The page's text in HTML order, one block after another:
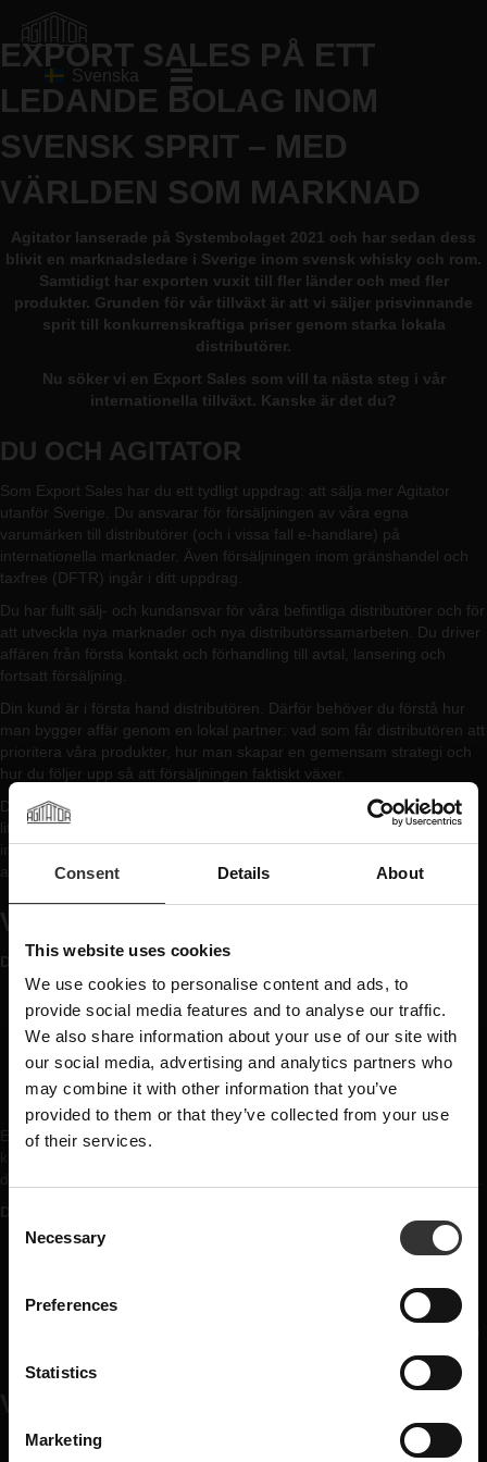
Consent Details About
This website uses cookies
We use cookies to personalise content and ads, to
provide social media features and to analyse our traffic.
We also share information about your use of our site with
our social media, advertising and analytics partners who
may combine it with other information that you’ve
provided to them or that they’ve collected from your use
of their services.
Necessary
Preferences
Statistics
Marketing
Svenska
EXPORT SALES PÅ ETT
LEDANDE BOLAG INOM
SVENSK SPRIT – MED
VÄRLDEN SOM MARKNAD
Agitator lanserade på Systembolaget 2021 och har sedan dess
blivit en marknadsledare i Sverige inom svensk whisky och rom.
Samtidigt har exporten vuxit till fler länder och med fler
produkter. Grunden för vår tillväxt är att vi säljer prisvinnande
sprit till konkurrenskraftiga priser genom starka lokala
distributörer.
Nu söker vi en Export Sales som vill ta nästa steg i vår
internationella tillväxt. Kanske är det du?
DU OCH AGITATOR
Som Export Sales har du ett tydligt uppdrag: att sälja mer Agitator
utanför Sverige. Du ansvarar för försäljningen av våra egna
varumärken till distributörer (och i vissa fall e-handlare) på
internationella marknader. Även försäljningen inom gränshandel och
taxfree (DFTR) ingår i ditt uppdrag.
Du har fullt sälj- och kundansvar för våra befintliga distributörer och för
att utveckla nya marknader och nya distributörssamarbeten. Du driver
affären från första kontakt och förhandling till avtal, lansering och
fortsatt försäljning.
Din kund är i första hand distributören. Därför behöver du förstå hur
man bygger affär genom en lokal partner: vad som får distributören att
prioritera våra produkter, hur man skapar en gemensam strategi och
hur du följer upp så att försäljningen faktiskt växer.
Du utgår från vårt kontor på Upplandsgatan i Stockholm. Teamet är
litet och du jobbar nära VD men utan eget personalansvar. Resor till
internationella kunder och till vårt destilleri i Arboga är en naturlig del
av rollen.
VAD VI SÖKER
Du har:
Minst tre års erfarenhet av internationell B2B-försäljning med
Sverige som bas
Erfarenhet av att arbeta med distributörer som kunder eller
affärspartners
Dokumenterat mycket starka resultat av att utveckla försäljning,
kunder och marknader
Erfarenhet av att ha sålt sprit på export är meriterande, men inget
En handlingskraftig säljare som trivs med ambitiösa mål och
Naturligt duktigt på att bygga långsiktiga relationer utan att
tappa fokus på affären
En nyckelroll i ett framgångsrikt och växande svenskt
×
PRENUMERERA PÅ
VÅRT NYHETSBREV